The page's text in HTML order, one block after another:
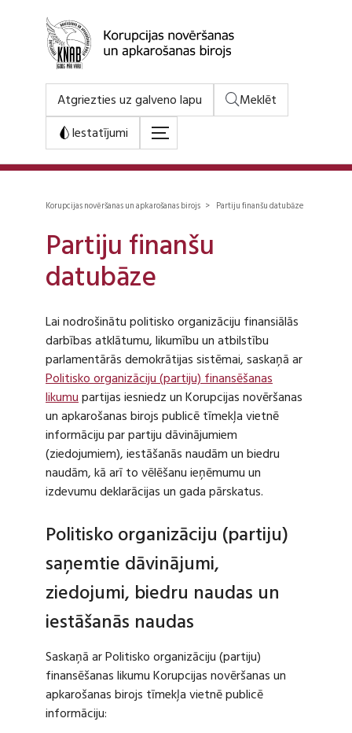
Atgriezties uz galveno lapu
Meklēt
Iestatījumi
Korupcijas novēršanas un apkarošanas birojs > Partiju finanšu datubāze
Partiju finanšu
datubāze
Lai nodrošinātu politisko organizāciju finansiālās
darbības atklātumu, likumību un atbilstību
parlamentārās demokrātijas sistēmai, saskaņā ar
Politisko organizāciju (partiju) finansēšanas
likumupartijas iesniedz un Korupcijas novēršanas
un apkarošanas birojs publicē tīmekļa vietnē
informāciju par partiju dāvinājumiem
(ziedojumiem), iestāšanās naudām un biedru
naudām, kā arī to vēlēšanu ieņēmumu un
izdevumu deklarācijas un gada pārskatus.
Politisko organizāciju (partiju)
saņemtie dāvinājumi,
ziedojumi, biedru naudas un
iestāšanās naudas
Saskaņā ar Politisko organizāciju (partiju)
finansēšanas likumu Korupcijas novēršanas un
apkarošanas birojs tīmekļa vietnē publicē
informāciju: